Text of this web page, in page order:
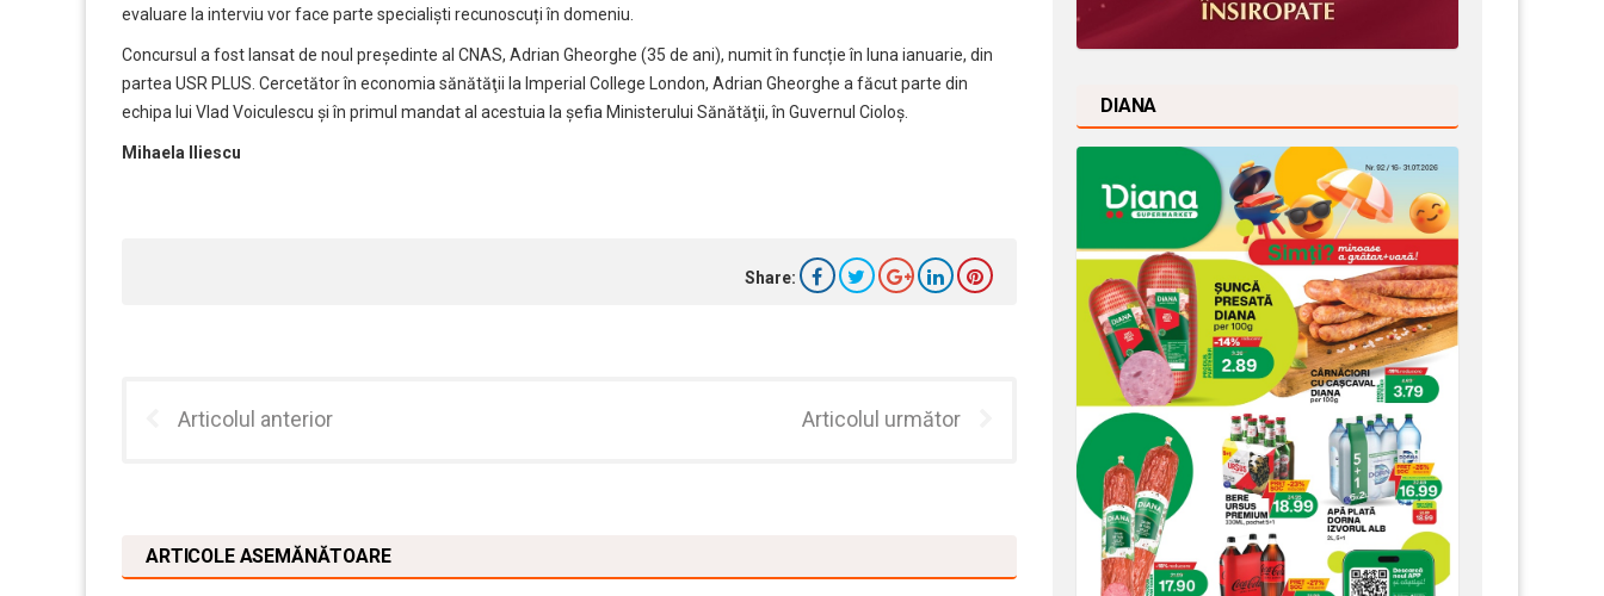
evaluare la interviu vor face parte specialiști recunoscuți în domeniu.
Concursul a fost lansat de noul președinte al CNAS, Adrian Gheorghe (35 de ani), numit în funcție în luna ianuarie, din
partea USR PLUS. Cercetător în economia sănătăţii la Imperial College London, Adrian Gheorghe a făcut parte din
echipa lui Vlad Voiculescu și în primul mandat al acestuia la şefia Ministerului Sănătăţii, în Guvernul Cioloș.
Mihaela Iliescu
Share:
Articolul anterior Articolul următor
ARTICOLE ASEMĂNĂTOARE
DIANA